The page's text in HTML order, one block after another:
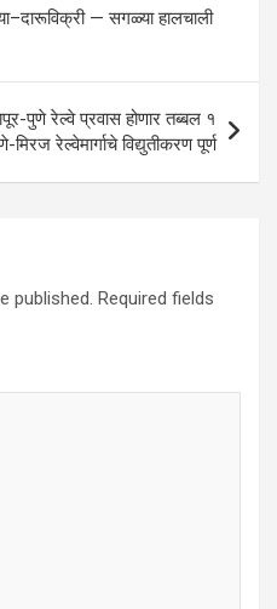
— सगळ्या हालचाली
पुणे रेल्वे प्रवास होणार तब्बल १
रेल्वेमार्गाचे विद्युतीकरण पूर्ण
published. Required fields